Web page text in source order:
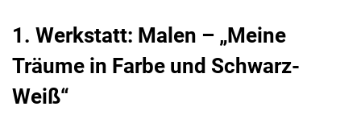
1. Werkstatt: Malen – „Meine
Träume in Farbe und Schwarz-
Weiß“